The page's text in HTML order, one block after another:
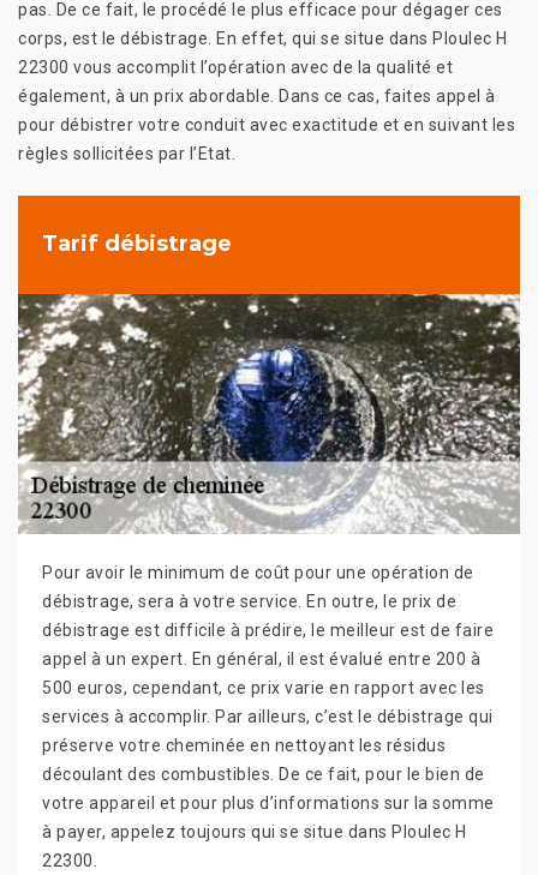
pas. De ce fait, le procédé le plus efficace pour dégager ces
corps, est le débistrage. En effet, qui se situe dans Ploulec H
22300 vous accomplit l’opération avec de la qualité et
également, à un prix abordable. Dans ce cas, faites appel à
pour débistrer votre conduit avec exactitude et en suivant les
règles sollicitées par l’Etat.
Tarif débistrage
Pour avoir le minimum de coût pour une opération de
débistrage, sera à votre service. En outre, le prix de
débistrage est difficile à prédire, le meilleur est de faire
appel à un expert. En général, il est évalué entre 200 à
500 euros, cependant, ce prix varie en rapport avec les
services à accomplir. Par ailleurs, c’est le débistrage qui
préserve votre cheminée en nettoyant les résidus
découlant des combustibles. De ce fait, pour le bien de
votre appareil et pour plus d’informations sur la somme
à payer, appelez toujours qui se situe dans Ploulec H
22300.